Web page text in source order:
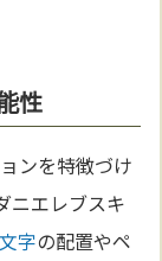
性
ンを特徴づけ
ニエレブスキ
文字の配置やペ